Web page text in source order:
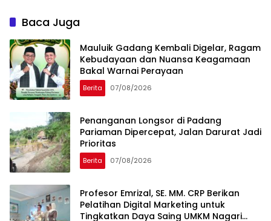
Baca Juga
Mauluik Gadang Kembali Digelar, Ragam
Kebudayaan dan Nuansa Keagamaan
Bakal Warnai Perayaan
Berita 07/08/2026
Penanganan Longsor di Padang
Pariaman Dipercepat, Jalan Darurat Jadi
Prioritas
Berita 07/08/2026
Profesor Emrizal, SE. MM. CRP Berikan
Pelatihan Digital Marketing untuk
Tingkatkan Daya Saing UMKM Nagari